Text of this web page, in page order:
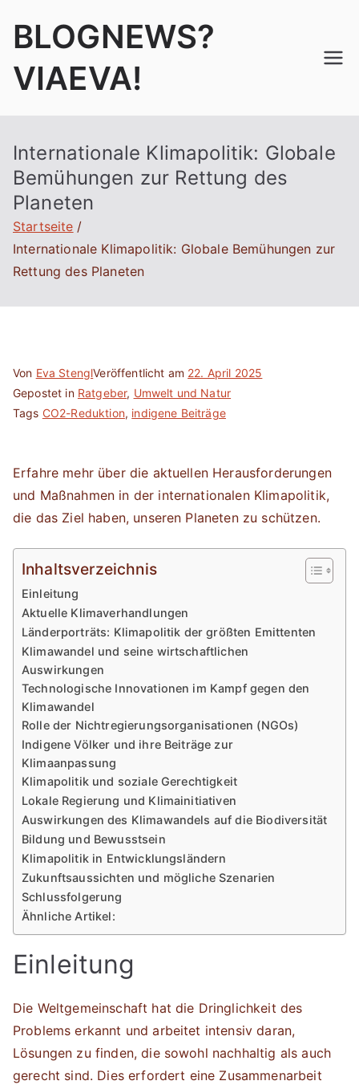
InhaltBLOGNEWS?
VIAEVA!
Internationale Klimapolitik: Globale
Bemühungen zur Rettung des
Planeten
Startseite
Internationale Klimapolitik: Globale Bemühungen zur
Rettung des Planeten
Von Eva StenglVeröffentlicht am 22. April 2025
Gepostet in Ratgeber, Umwelt und Natur
Tags CO2-Reduktion, indigene Beiträge
Erfahre mehr über die aktuellen Herausforderungen
und Maßnahmen in der internationalen Klimapolitik,
die das Ziel haben, unseren Planeten zu schützen.
Inhaltsverzeichnis
Einleitung
Aktuelle Klimaverhandlungen
Länderporträts: Klimapolitik der größten Emittenten
Klimawandel und seine wirtschaftlichen
Auswirkungen
Technologische Innovationen im Kampf gegen den
Klimawandel
Rolle der Nichtregierungsorganisationen (NGOs)
Indigene Völker und ihre Beiträge zur
Klimaanpassung
Klimapolitik und soziale Gerechtigkeit
Lokale Regierung und Klimainitiativen
Auswirkungen des Klimawandels auf die Biodiversität
Bildung und Bewusstsein
Klimapolitik in Entwicklungsländern
Zukunftsaussichten und mögliche Szenarien
Schlussfolgerung
Ähnliche Artikel:
Einleitung
Die Weltgemeinschaft hat die Dringlichkeit des
Problems erkannt und arbeitet intensiv daran,
Lösungen zu finden, die sowohl nachhaltig als auch
gerecht sind. Dies erfordert eine Zusammenarbeit